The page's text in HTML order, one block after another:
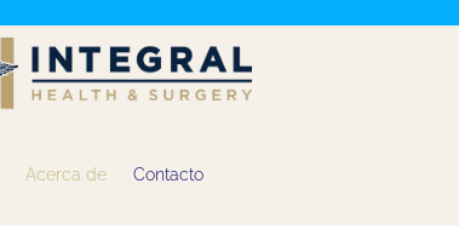
Acerca de Contacto